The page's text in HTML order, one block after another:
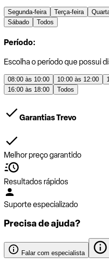
Segunda-feira Terça-feira
Sábado
Todos
Período:
Escolha o período que possui
08:00 às 10:00 10:00 às 12:00
16:00 às 18:00
Todos
Garantias Trevo
Melhor preço garantido
Resultados rápidos
Suporte especializado
Precisa de ajuda?
Falar com especialista